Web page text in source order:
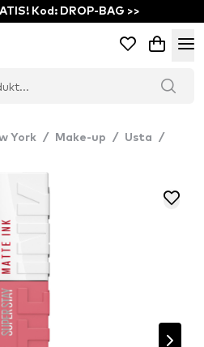
Kod: DROP-BAG >>
York / Make-up / Usta
/